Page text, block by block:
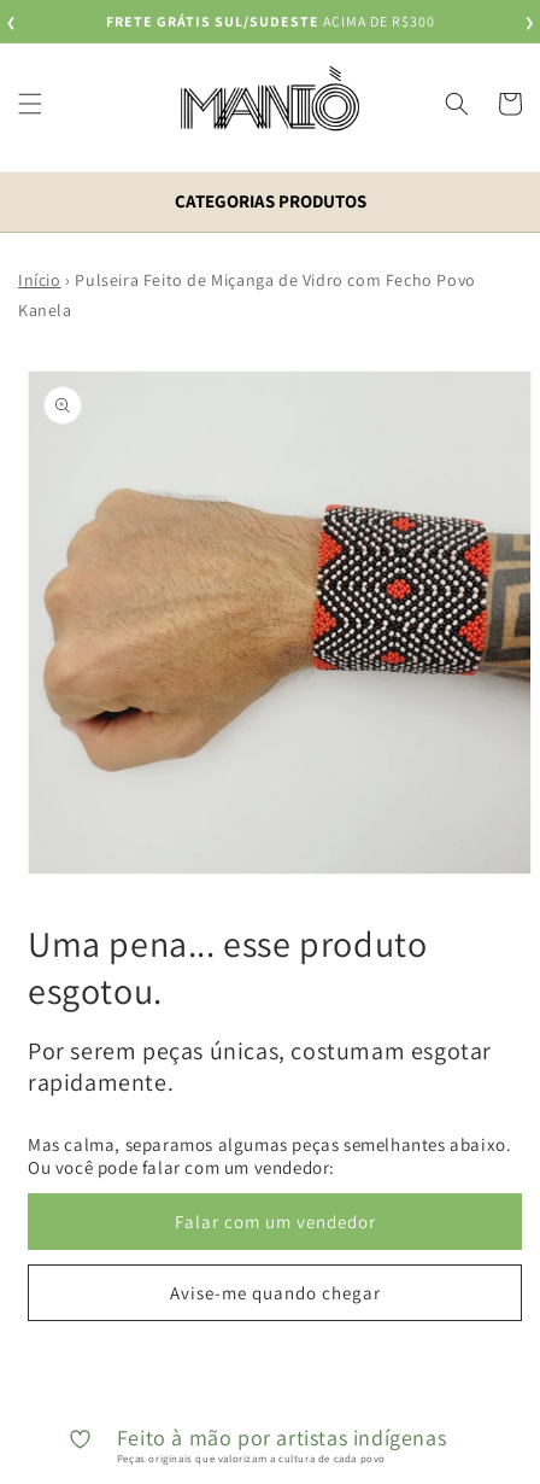
conteúdo
❮ FRETE GRÁTIS SUL/SUDESTE ACIMA DE R$300 ❯
CATEGORIAS PRODUTOS
Início › Pulseira Feito de Miçanga de Vidro com Fecho Povo
Kanela
informações
do produto
Uma pena... esse produto
esgotou.
Por serem peças únicas, costumam esgotar
rapidamente.
Mas calma, separamos algumas peças semelhantes abaixo.
Ou você pode falar com um vendedor:
Falar com um vendedor
Avise-me quando chegar
Feito à mão por artistas indígenas
Peças originais que valorizam a cultura de cada povo